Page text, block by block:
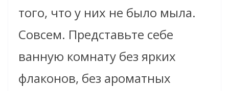
того, что у них не было мыла.
Совсем. Представьте себе
ванную комнату без ярких
флаконов, без ароматных